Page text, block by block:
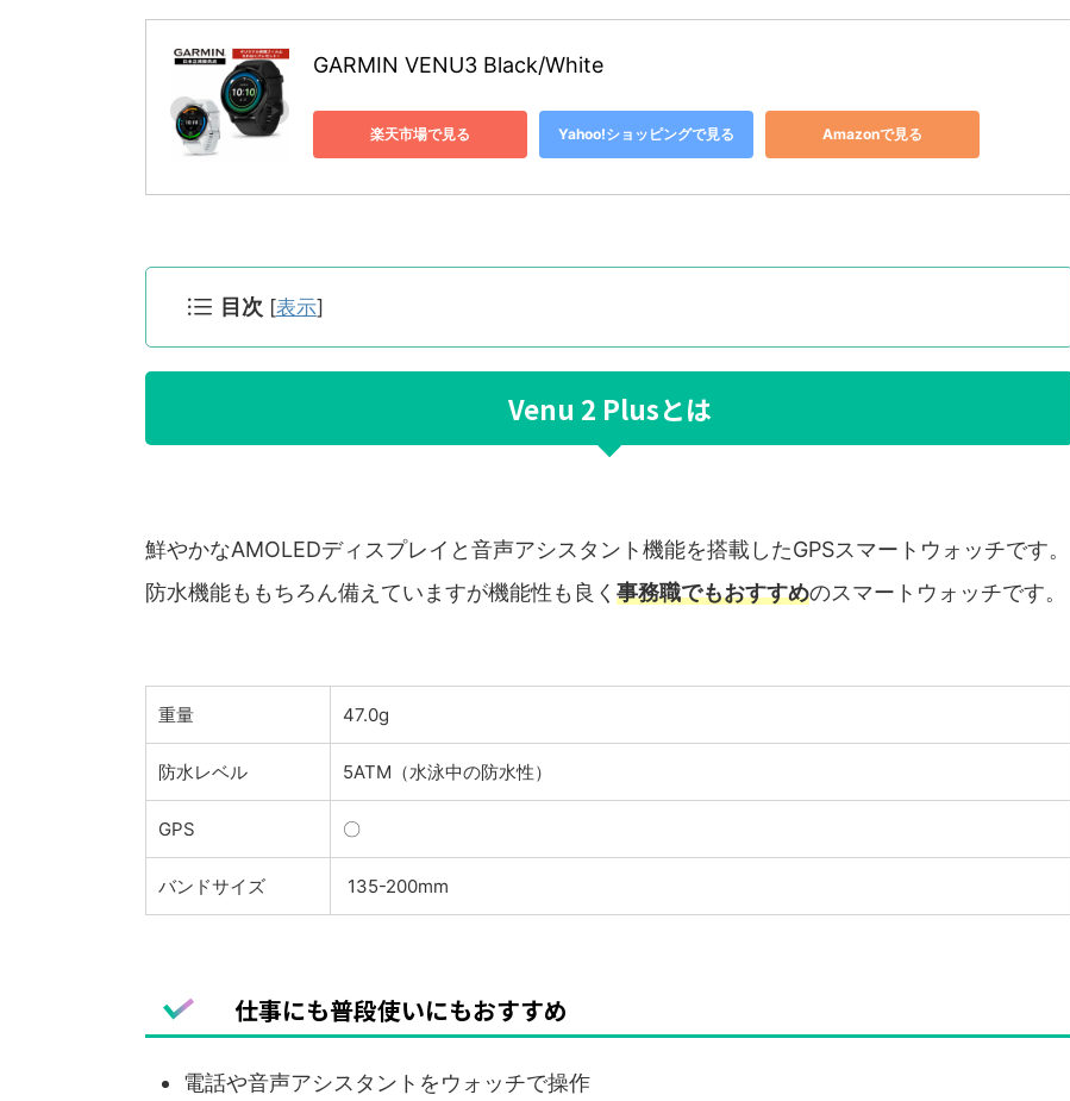
GARMIN VENU3 Black/White
楽天市場で見る Yahoo!ショッピングで見る Amazonで見る
目次 [表示]
Venu 2 Plusとは
鮮やかなAMOLEDディスプレイと音声アシスタント機能を搭載したGPSスマートウォッチです。
防水機能ももちろん備えていますが機能性も良く 事務職でもおすすめのスマートウォッチです。
重量 47.0g
防水レベル 5ATM（水泳中の防水性）
GPS 〇
バンドサイズ 135-200mm
仕事にも普段使いにもおすすめ
電話や音声アシスタントをウォッチで操作